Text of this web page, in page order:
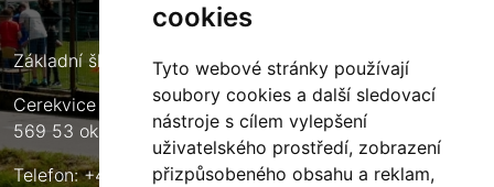
cookies
Tyto webové stránky používají
soubory cookies a další sledovací
nástroje s cílem vylepšení
uživatelského prostředí, zobrazení
přizpůsobeného obsahu a reklam,
Základní škola Cerekvice nad Loučnou
Cerekvice nad Loučnou 135
569 53 okres Svitavy
Telefon: +420 461 633 140